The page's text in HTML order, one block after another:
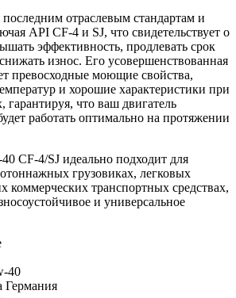
последним отраслевым стандартам и
API CF-4 и SJ, что свидетельствует о
эффективность, продлевать срок
износ. Его усовершенствованная
превосходные моющие свойства,
и хорошие характеристики при
гарантируя, что ваш двигатель
работать оптимально на протяжении
CF-4/SJ идеально подходит для
грузовиках, легковых
коммерческих транспортных средствах,
и универсальное
40
Германия